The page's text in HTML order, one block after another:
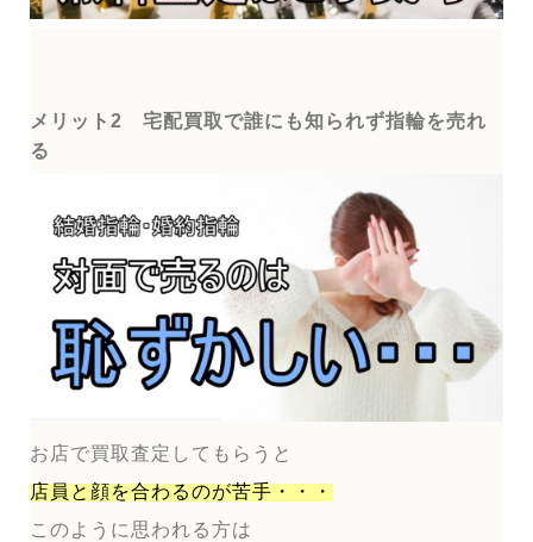
メリット2 宅配買取で誰にも知られず指輪を売れ
る
お店で買取査定してもらうと
店員と顔を合わるのが苦手・・・
このように思われる方は